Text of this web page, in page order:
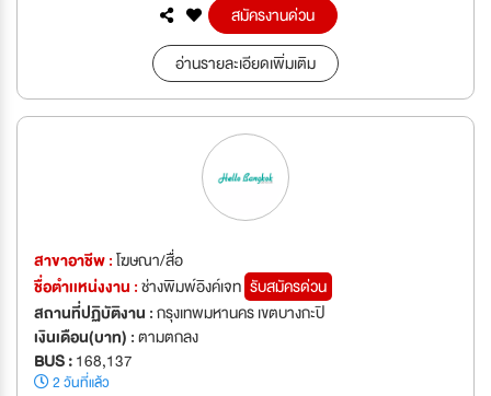
สมัครงานด่วน
อ่านรายละเอียดเพิ่มเติม
สาขาอาชีพ :โฆษณา/สื่อ
ชื่อตำเเหน่งงาน :ช่างพิมพ์อิงค์เจท รับสมัครด่วน
สถานที่ปฏิบัติงาน :กรุงเทพมหานคร เขตบางกะปิ
เงินเดือน(บาท) :ตามตกลง
BUS :168,137
2 วันที่แล้ว